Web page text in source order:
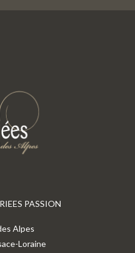
PASSION
Alpes
Loraine